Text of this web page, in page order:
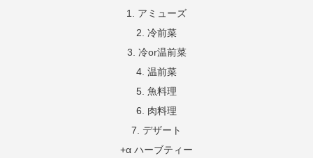
1. アミューズ
2. 冷前菜
3. 冷or温前菜
4. 温前菜
5. 魚料理
6. 肉料理
7. デザート
+α ハーブティー